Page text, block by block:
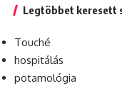
Legtöbbet keresett
Touché
hospitálás
potamológia